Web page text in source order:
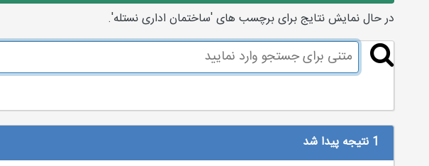
در حال نمایش نتایج برای برچسب های 'ساختمان اداری نستله'.
1 نتیجه پیدا شد